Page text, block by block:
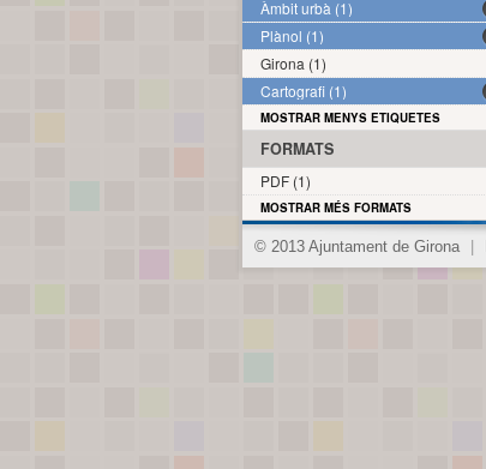
Àmbit urbà (1)
Plànol (1)
Girona (1)
Cartografi (1)
MOSTRAR MENYS ETIQUETES
FORMATS
PDF (1)
MOSTRAR MÉS FORMATS
© 2013 Ajuntament de Girona